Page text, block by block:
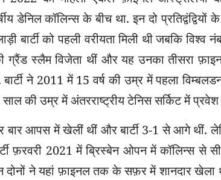
डेनिल कॉलिन्स के बीच था. इन दो
बार्टी को पहली वरीयता मिली थी जबकि विश्व
की ग्रैंड स्लैम विजेता थीं और यह उनका तीसरा
ने 2011 में 15 वर्ष की उम्र में पहला
की उम्र में अंतरराष्ट्रीय टेनिस सर्किट में प्रवेश
बार आपस में खेलीं थीं और बार्टी 3-1 से आगे थीं.
फ़रवरी 2021 में ब्रिस्बेन ओपन में कॉलिन्स से
दोनों ने यहां फ़ाइनल तक के सफ़र में शानदार खेला